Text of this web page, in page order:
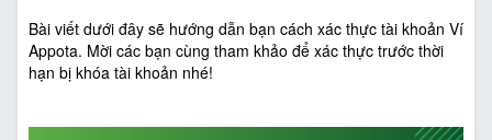
Bài viết dưới đây sẽ hướng dẫn bạn cách xác thực tài khoản Ví
Appota. Mời các bạn cùng tham khảo để xác thực trước thời
hạn bị khóa tài khoản nhé!